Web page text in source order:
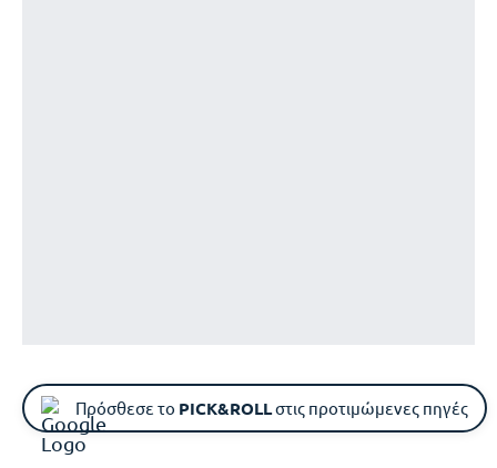
Πρόσθεσε το PICK&ROLLστις προτιμώμενες πηγές